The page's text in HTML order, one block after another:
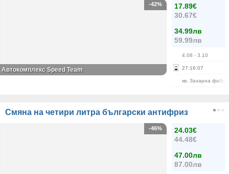
17.89€
30.67€
34.99лв
59.99лв
4.08 - 3.10
27:16:07
кв. Захарна
-42%
Автокомплекс Speed Team
Смяна на четири литра български антифриз
24.03€
44.48€
47.00лв
87.00лв
-46%